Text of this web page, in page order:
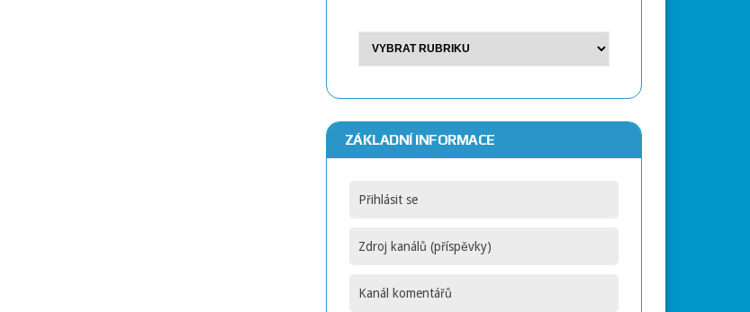
ZÁKLADNÍ INFORMACE
Přihlásit se
Zdroj kanálů (příspěvky)
Kanál komentářů